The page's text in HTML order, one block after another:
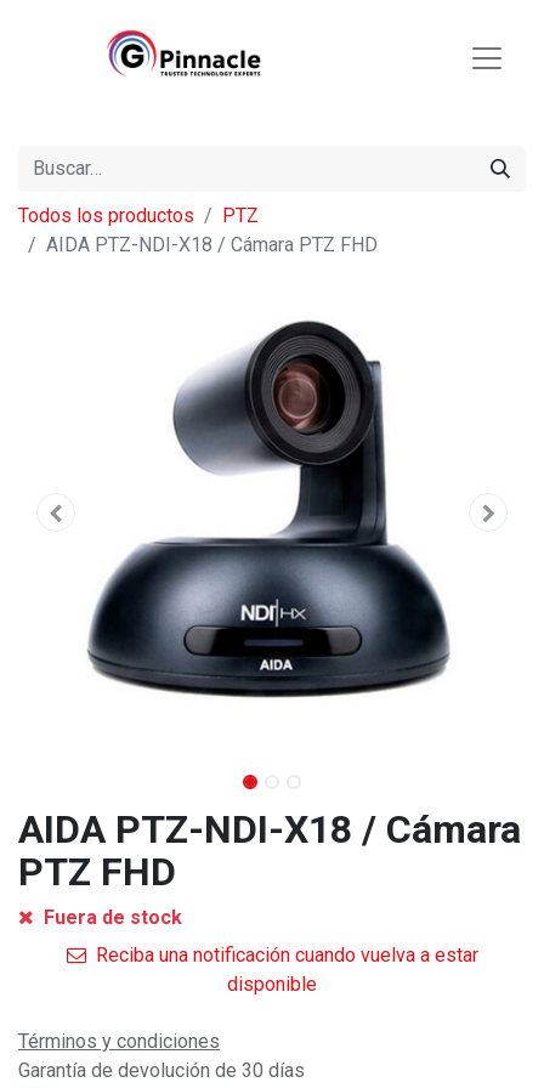
Todos los productos
PTZ
AIDA PTZ-NDI-X18 / Cámara PTZ FHD
AIDA PTZ-NDI-X18 / Cámara
PTZ FHD
Fuera de stock
Reciba una notificación cuando vuelva a estar
disponible
Términos y condiciones
Garantía de devolución de 30 días